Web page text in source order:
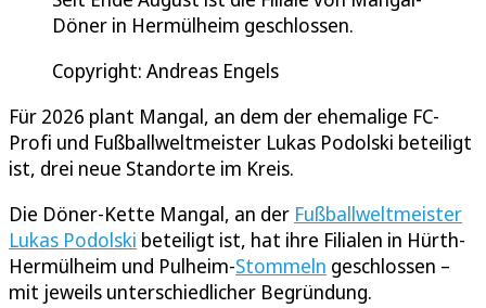
Döner in Hermülheim geschlossen.
Copyright: Andreas Engels
Für 2026 plant Mangal, an dem der ehemalige FC-
Profi und Fußballweltmeister Lukas Podolski beteiligt
ist, drei neue Standorte im Kreis.
Die Döner-Kette Mangal, an der Fußballweltmeister
Lukas Podolski beteiligt ist, hat ihre Filialen in Hürth-
Hermülheim und Pulheim-Stommeln geschlossen –
mit jeweils unterschiedlicher Begründung.